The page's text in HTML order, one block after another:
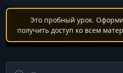
Это пробный урок.
получить доступ ко всем
Поиск